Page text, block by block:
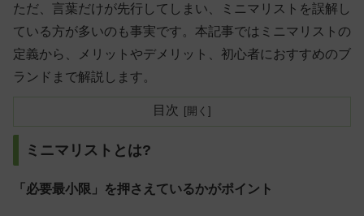
ただ、言葉だけが先行してしまい、ミニマリストを誤解し
ている方が多いのも事実です。本記事ではミニマリストの
定義から、メリットやデメリット、初心者におすすめのブ
ランドまで解説します。
目次
ミニマリストとは?
「必要最小限」を押さえているかがポイント